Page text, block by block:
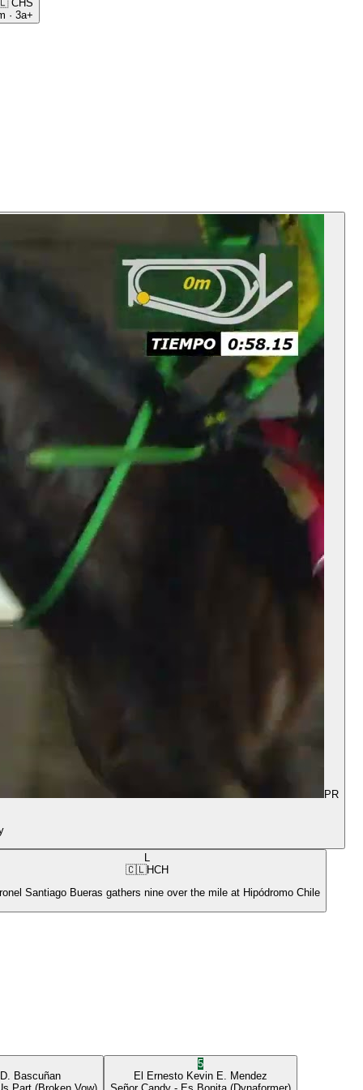
CHS
· 3a+
PR
L
🇨🇱HCH
Santiago Bueras gathers nine over the mile at Hipódromo Chile
Bascuñan
5
El Ernesto Kevin E. Mendez